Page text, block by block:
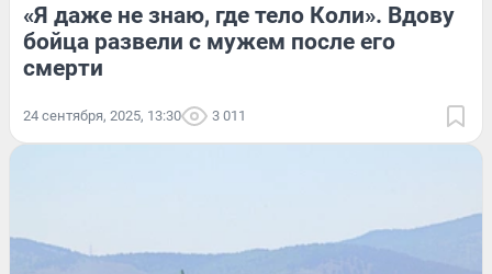
«Я даже не знаю, где тело Коли». Вдову
бойца развели с мужем после его
смерти
24 сентября, 2025, 13:30 3 011